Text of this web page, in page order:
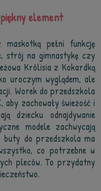
element
pełni funkcję
strój na gimnastykę czy
Królisia z Kokardką
uroczym wyglądem, ale
Worek do przedszkola
zachowały świeżość i
dziecku odnajdywanie
modele zachwycają
buty do przedszkola ma
co potrzebne w
pleców. To przydatny